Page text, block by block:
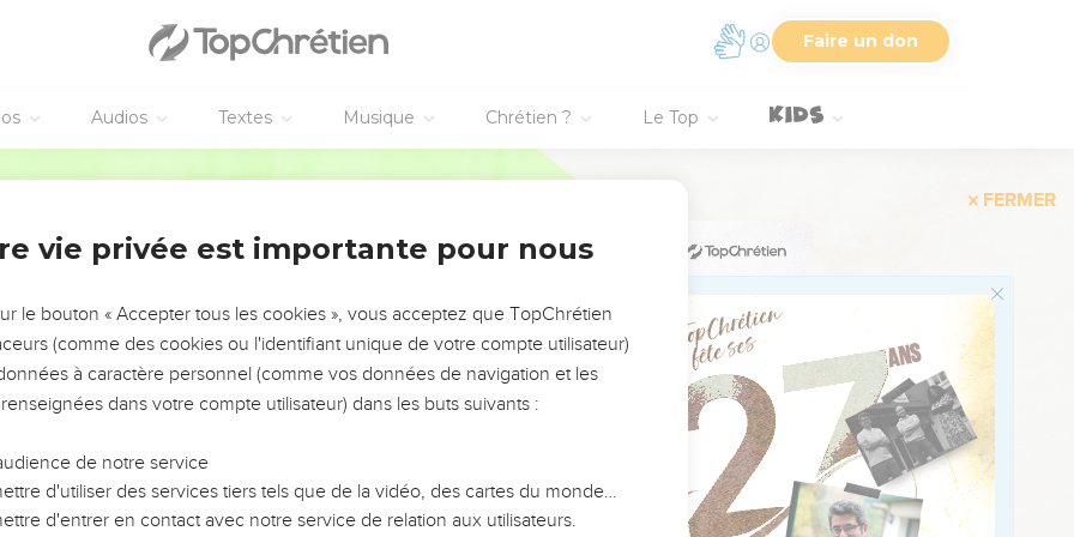
Faire un don
Audios Textes Musique Chrétien ? Le Top
seul, et qui n'a point de second, qui aussi n'a ni fils ni frère, et qui cependant ne met
tombe, l'autre relèvera son compagnon ; mais malheur à celui qui est seul ; parce
ensemble, ils en auront [plus] de chaleur ; mais celui qui est seul, comment aura-t-il
l'un ou l'autre, les deux lui pourront résister ; et la corde à trois cordons ne se rompt
vaut mieux qu'un Roi vieux et insensé, qui ne sait ce que c'est que d'être averti.
qui marchent sous le soleil, [suivre] le fils qui est la seconde personne [après le Roi ],
tous ceux qui ont été devant ceux-ci, est sans fin ; ces derniers aussi ne se
vie privée est importante pour nous
le bouton « Accepter tous les cookies », vous acceptez que TopChrétien
(comme des cookies ou l'identifiant unique de votre compte utilisateur)
à caractère personnel (comme vos données de navigation et les
dans votre compte utilisateur) dans les buts suivants :
de notre service
d'utiliser des services tiers tels que de la vidéo, des cartes du monde…
d'entrer en contact avec notre service de relation aux utilisateurs.